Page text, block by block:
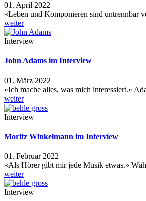
01. April 2022
«Leben und Komponieren sind untrennbar
weiter
Interview
John Adams im Interview
01. März 2022
«Ich mache alles, was mich interessiert.»
weiter
Interview
Moritz Winkelmann im Interview
01. Februar 2022
«Als Hörer gibt mir jede Musik etwas.»
weiter
Interview